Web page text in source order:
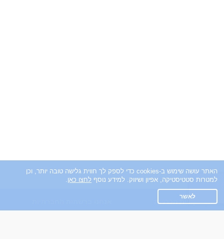
אפליקציית הכרויות
האתר עושה שימוש ב-cookies כדי לספק לך חווית גלישה טובה יותר, וכן
למטרות סטטיסטיקה, אפיון ושיווק. למידע נוסף לחצו כאן.
לאשר